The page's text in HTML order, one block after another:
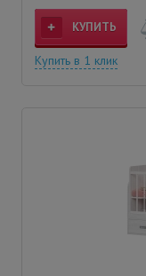
КУПИТЬ
Купить в 1 клик